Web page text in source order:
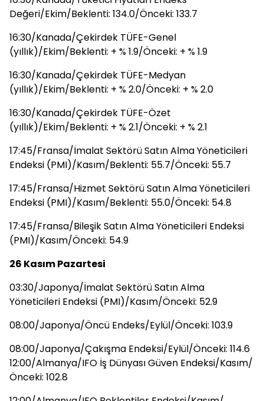
Değeri/Ekim/Beklenti: 134.0/Önceki: 133.7
16:30/Kanada/Çekirdek TÜFE-Genel
(yıllık)/Ekim/Beklenti: + % 1.9/Önceki: + % 1.9
16:30/Kanada/Çekirdek TÜFE-Medyan
(yıllık)/Ekim/Beklenti: + % 2.0/Önceki: + % 2.0
16:30/Kanada/Çekirdek TÜFE-Özet
(yıllık)/Ekim/Beklenti: + % 2.1/Önceki: + % 2.1
17:45/Fransa/İmalat Sektörü Satın Alma Yöneticileri
Endeksi (PMI)/Kasım/Beklenti: 55.7/Önceki: 55.7
17:45/Fransa/Hizmet Sektörü Satın Alma Yöneticileri
Endeksi (PMI)/Kasım/Beklenti: 55.0/Önceki: 54.8
17:45/Fransa/Bileşik Satın Alma Yöneticileri Endeksi
(PMI)/Kasım/Önceki: 54.9
26 Kasım Pazartesi
03:30/Japonya/İmalat Sektörü Satın Alma
Yöneticileri Endeksi (PMI)/Kasım/Önceki: 52.9
08:00/Japonya/Öncü Endeks/Eylül/Önceki: 103.9
08:00/Japonya/Çakışma Endeksi/Eylül/Önceki: 114.6
12:00/Almanya/IFO İş Dünyası Güven Endeksi/Kasım/
Önceki: 102.8